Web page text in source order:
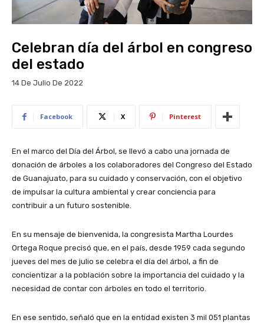
Celebran día del árbol en congreso
del estado
14 De Julio De 2022
Facebook X Pinterest
En el marco del Día del Árbol, se llevó a cabo una jornada de
donación de árboles a los colaboradores del Congreso del Estado
de Guanajuato, para su cuidado y conservación, con el objetivo
de impulsar la cultura ambiental y crear conciencia para
contribuir a un futuro sostenible.
En su mensaje de bienvenida, la congresista Martha Lourdes
Ortega Roque precisó que, en el país, desde 1959 cada segundo
jueves del mes de julio se celebra el día del árbol, a fin de
concientizar a la población sobre la importancia del cuidado y la
necesidad de contar con árboles en todo el territorio.
En ese sentido, señaló que en la entidad existen 3 mil 051 plantas